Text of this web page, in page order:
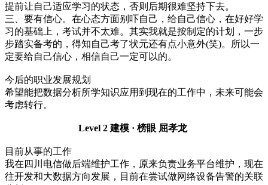
提前让自己适应学习的状态，否则后期很难坚持下去。
三、要有信心。在心态方面别吓自己，给自己信心，在好好学
习的基础上，考试并不太难。其实我就是按制定的计划，一步
步踏实备考的，得知自己考了状元还有点小意外(笑)。所以一
定要给自己信心，相信自己一定可以的。
今后的职业发展规划
希望能把数据分析所学知识应用到现在的工作中，未来可能会
考虑转行。
Level 2 建模 · 榜眼 屈孝龙
目前从事的工作
我在四川电信做后端维护工作，原来负责业务平台维护，现在
往开发和大数据方向发展，目前在尝试做网络设备告警的关联